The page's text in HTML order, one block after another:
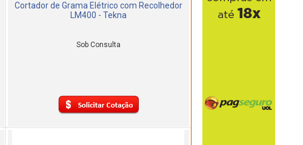
Cortador de Grama Elétrico com Recolhedor
LM400 - Tekna
Sob Consulta